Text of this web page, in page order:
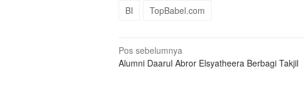
BI TopBabel.com
Navigasi
pos
Pos sebelumnya
Alumni Daarul Abror Elsyatheera Berbagi Takjil